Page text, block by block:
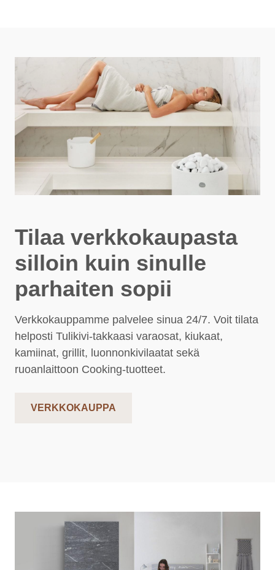
Tilaa verkkokaupasta
silloin kuin sinulle
parhaiten sopii
Verkkokauppamme palvelee sinua 24/7. Voit tilata
helposti Tulikivi-takkaasi varaosat, kiukaat,
kamiinat, grillit, luonnonkivilaatat sekä
ruoanlaittoon Cooking-tuotteet.
VERKKOKAUPPA